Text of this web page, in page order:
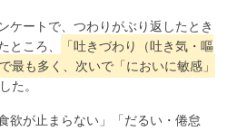
ケートで、つわりがぶり返したとき
ところ、
「吐きづわり（吐き気・嘔
最も多く、次いで「においに敏感」
た。
欲が止まらない」「だるい・倦怠